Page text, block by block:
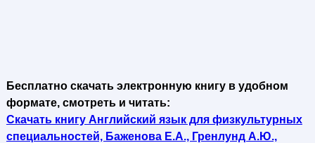
Бесплатно скачать электронную книгу в удобном
формате, смотреть и читать:
Скачать книгу Английский язык для физкультурных
специальностей, Баженова Е.А., Гренлунд А.Ю.,